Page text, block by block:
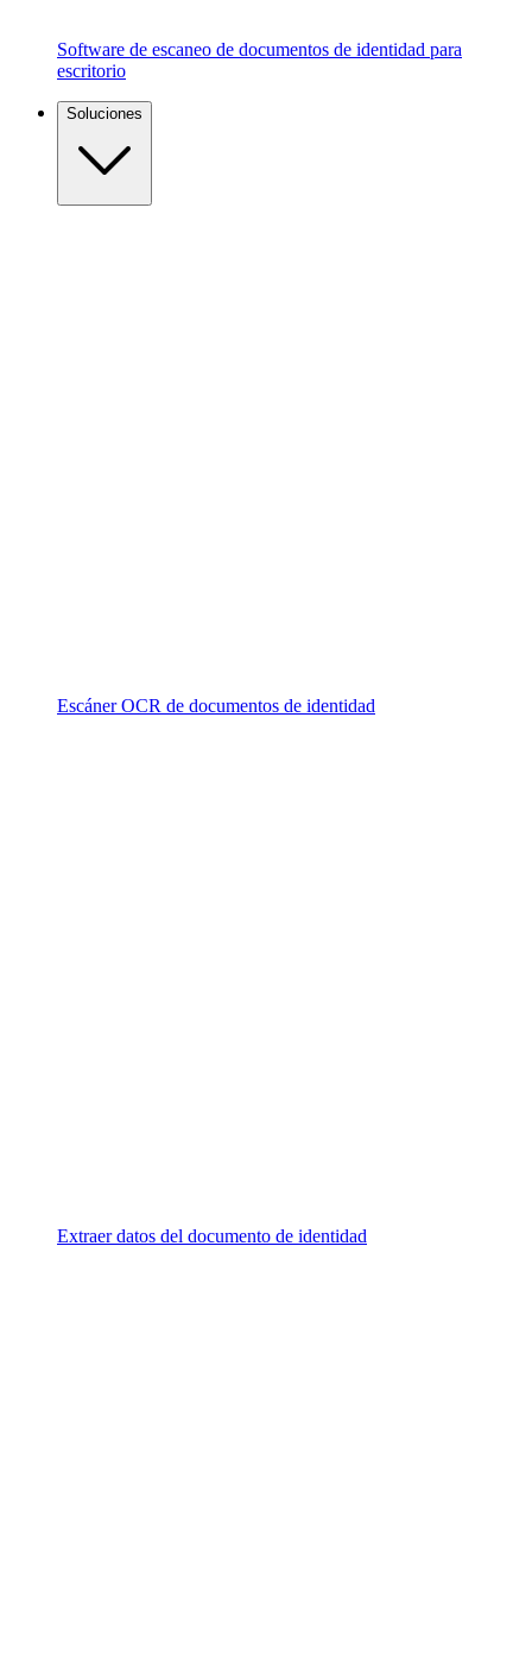
Software de escaneo de documentos de identidad para
escritorio
Soluciones
Escáner OCR de documentos de identidad
Extraer datos del documento de identidad